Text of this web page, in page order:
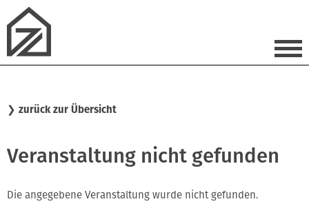
❯ zurück zur Übersicht
Veranstaltung nicht gefunden
Die angegebene Veranstaltung wurde nicht gefunden.